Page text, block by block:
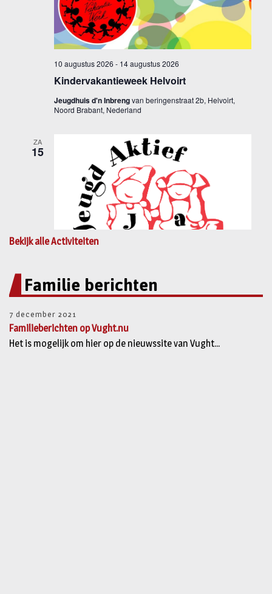
Bekijk alle Activiteiten
Familie berichten
7 december 2021
Familieberichten op Vught.nu
Het is mogelijk om hier op de nieuwssite van Vught...